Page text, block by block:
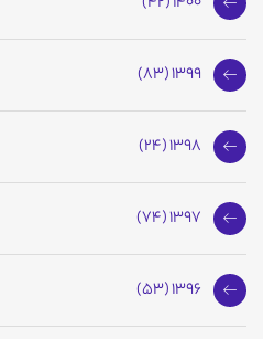
1399 (83)
1398 (24)
1397 (74)
1396 (53)